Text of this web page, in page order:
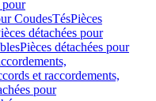
pour
CoudesTésPièces
détachées pour
Pièces détachées pour
et raccordements,
pour